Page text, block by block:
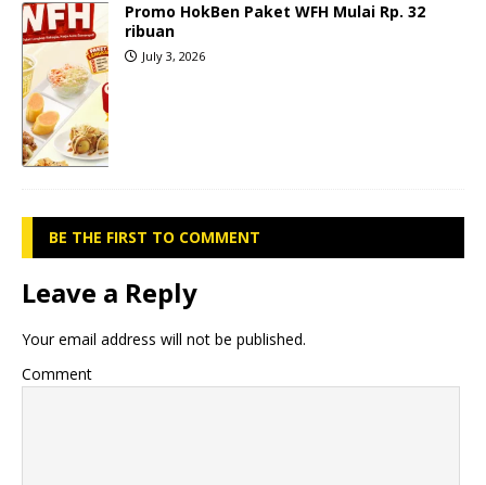
Promo HokBen Paket WFH Mulai Rp. 32
ribuan
July 3, 2026
BE THE FIRST TO COMMENT
Leave a Reply
Your email address will not be published.
Comment